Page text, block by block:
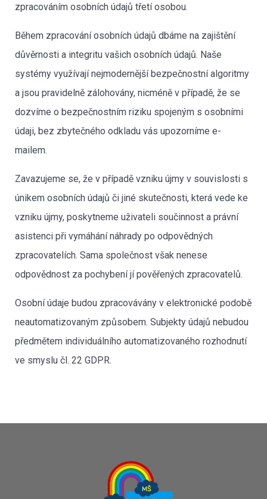
zpracováním osobních údajů třetí osobou.
Během zpracování osobních údajů dbáme na zajištění
důvěrnosti a integritu vašich osobních údajů. Naše
systémy využívají nejmodernější bezpečnostní algoritmy
a jsou pravidelně zálohovány, nicméně v případě, že se
dozvíme o bezpečnostním riziku spojeným s osobními
údaji, bez zbytečného odkladu vás upozorníme e-
mailem.
Zavazujeme se, že v případě vzniku újmy v souvislosti s
únikem osobních údajů či jiné skutečnosti, která vede ke
vzniku újmy, poskytneme uživateli součinnost a právní
asistenci při vymáhání náhrady po odpovědných
zpracovatelích. Sama společnost však nenese
odpovědnost za pochybení jí pověřených zpracovatelů.
Osobní údaje budou zpracovávány v elektronické podobě
neautomatizovaným způsobem. Subjekty údajů nebudou
předmětem individuálního automatizovaného rozhodnutí
ve smyslu čl. 22 GDPR.